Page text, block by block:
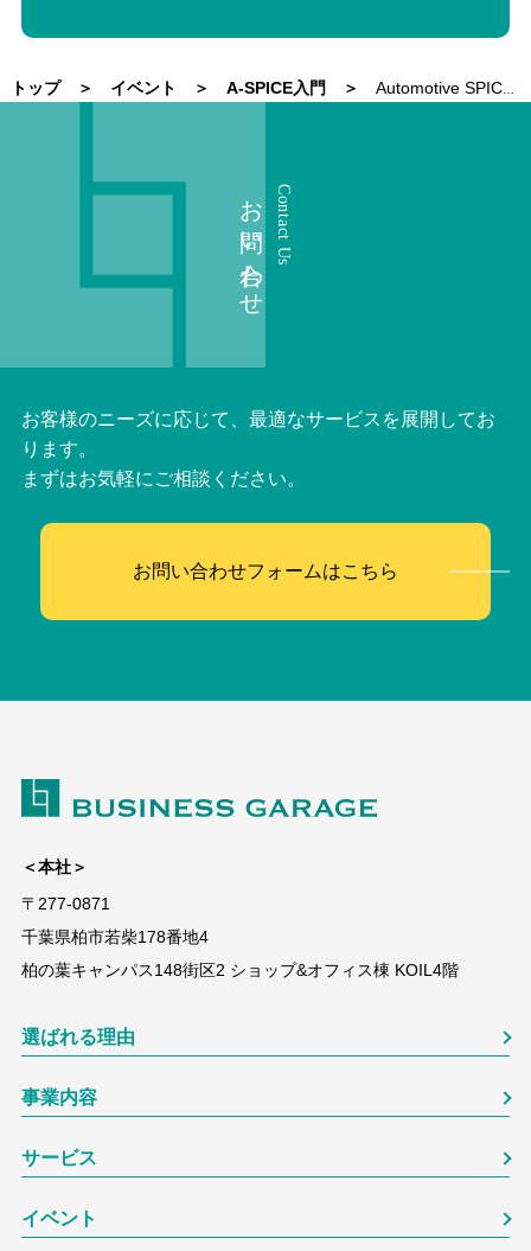
トップ イベント A-SPICE入門 Automotive SPICE入門 ハードウェアエンジニアリング編
Contact Us
お問い合わせ
お客様のニーズに応じて、最適なサービスを展開してお
ります。
まずはお気軽にご相談ください。
お問い合わせフォームはこちら
＜本社＞
〒277-0871
千葉県柏市若柴178番地4
柏の葉キャンパス148街区2 ショップ&オフィス棟 KOIL4階
選ばれる理由
事業内容
サービス
イベント